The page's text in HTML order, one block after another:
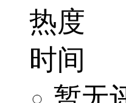
热度
时间